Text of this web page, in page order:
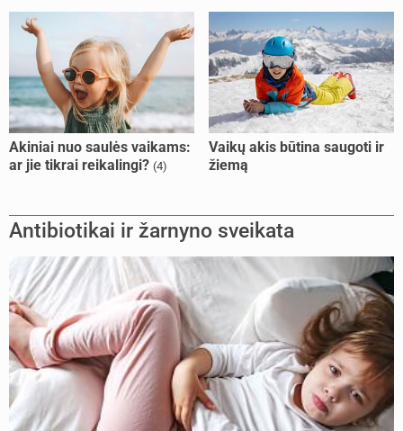
Akiniai nuo saulės vaikams:
ar jie tikrai reikalingi? (4)
Vaikų akis būtina saugoti ir
žiemą
Antibiotikai ir žarnyno sveikata